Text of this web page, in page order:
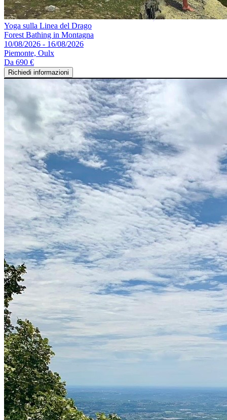
Yoga sulla Linea del Drago
Forest Bathing in Montagna
10/08/2026 - 16/08/2026
Piemonte, Oulx
Da 690 €
Richiedi informazioni